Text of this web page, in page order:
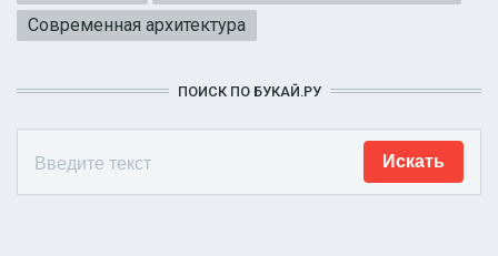
Современная архитектура
ПОИСК ПО БУКАЙ.РУ